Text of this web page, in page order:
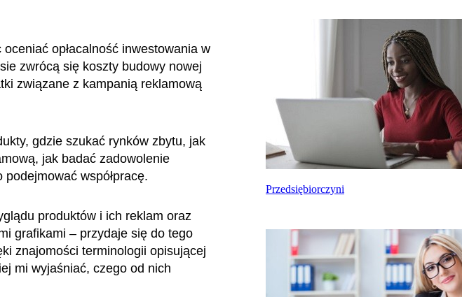
opłacalność inwestowania w
zwrócą się koszty budowy nowej
związane z kampanią reklamową
gdzie szukać rynków zbytu, jak
jak badać zadowolenie
współpracę.
produktów i ich reklam oraz
grafikami – przydaje się do tego
znajomości terminologii opisującej
mi wyjaśniać, czego od nich
Przedsiębiorczyni